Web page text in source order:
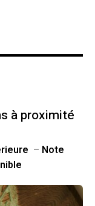
à proximité
– Note